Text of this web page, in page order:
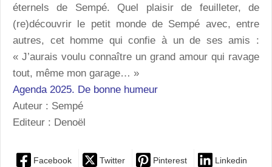
éternels de Sempé. Quel plaisir de feuilleter, de
(re)découvrir le petit monde de Sempé avec, entre
autres, cet homme qui confie à un de ses amis :
« J’aurais voulu connaître un grand amour qui ravage
tout, même mon garage… »
Agenda 2025. De bonne humeur
Auteur : Sempé
Editeur : Denoël
Facebook Twitter Pinterest Linkedin